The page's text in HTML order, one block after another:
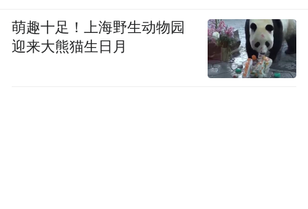
萌趣十足！上海野生动物园
迎来大熊猫生日月